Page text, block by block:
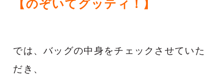
【のぞいてグッティ！】
では、バッグの中身をチェックさせていた
だき、